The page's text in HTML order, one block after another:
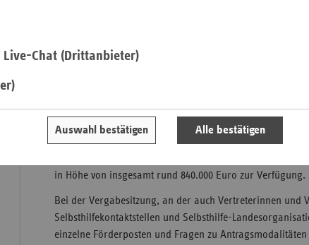
Chat (Drittanbieter)
Auswahl bestätigen Alle bestätigen
Württemberg, des Verbands der Ersatzkassen vdek –
Württemberg, des BKK Landesverbands Süd, der IKK
an Pauschalfördermitteln.
Ebenso erhalten 20 antragstellende
in Höhe von insgesamt rund 840.000 Euro zur Verfügung.
Bei der Vergabesitzung, an der auch Vertreterinnen und
Selbsthilfekontaktstellen und Selbsthilfe-
einzelne Förderposten und Fragen zu